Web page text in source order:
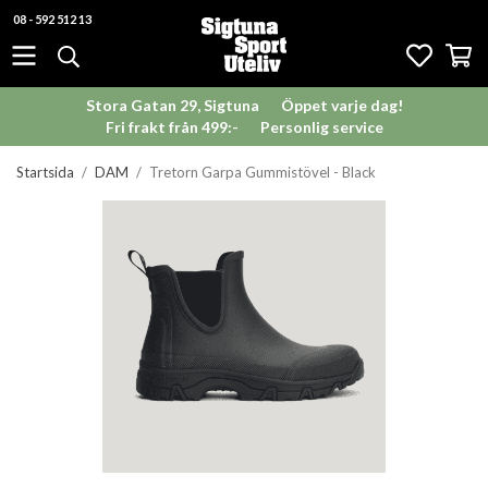
08 - 592 512 13
Stora Gatan 29, Sigtuna
Öppet varje dag!
Fri frakt från 499:-
Personlig service
Startsida / DAM / Tretorn Garpa Gummistövel - Black